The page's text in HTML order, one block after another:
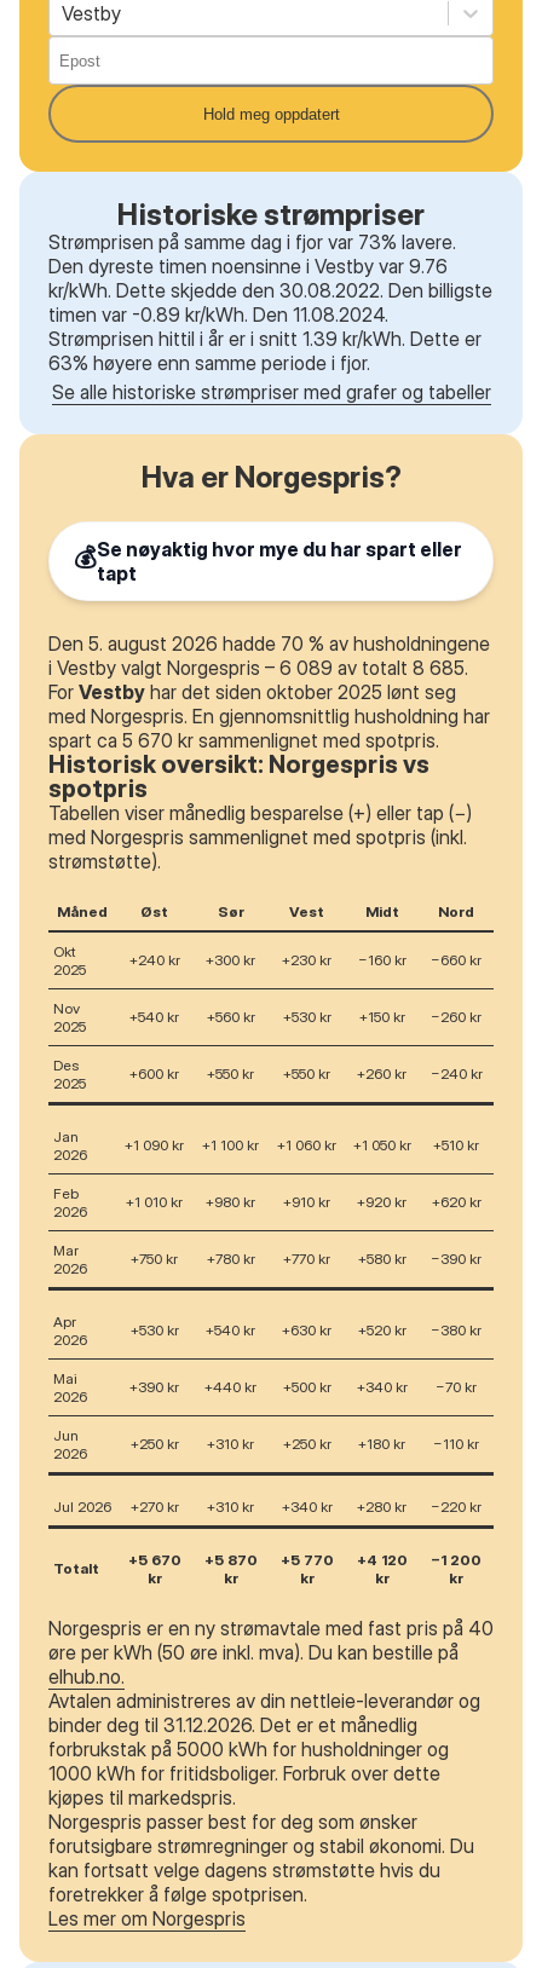
Vestby
Hold meg oppdatert
Historiske strømpriser
Strømprisen på samme dag i fjor var 73% lavere.
Den dyreste timen noensinne i Vestby var 9.76
kr/kWh. Dette skjedde den 30.08.2022. Den billigste
timen var -0.89 kr/kWh. Den 11.08.2024.
Strømprisen hittil i år er i snitt 1.39 kr/kWh. Dette er
63% høyere enn samme periode i fjor.
Se alle historiske strømpriser med grafer og tabeller
Hva er Norgespris?
💰Se nøyaktig hvor mye du har spart eller
tapt
Den 5. august 2026 hadde 70 % av husholdningene
i Vestby valgt Norgespris – 6 089 av totalt 8 685.
For Vestby har det siden oktober 2025 lønt seg
med Norgespris. En gjennomsnittlig husholdning har
spart ca 5 670 kr sammenlignet med spotpris.
Historisk oversikt: Norgespris vs
spotpris
Tabellen viser månedlig besparelse (+) eller tap (−)
med Norgespris sammenlignet med spotpris (inkl.
strømstøtte).
Måned Øst Sør Vest Midt Nord
Okt
2025
+240 kr +300 kr +230 kr −160 kr −660 kr
Nov
2025
+540 kr +560 kr +530 kr +150 kr −260 kr
Des
2025
+600 kr +550 kr +550 kr +260 kr −240 kr
Jan
2026
+1 090 kr +1 100 kr +1 060 kr +1 050 kr +510 kr
Feb
2026
+1 010 kr +980 kr +910 kr +920 kr +620 kr
Mar
2026
+750 kr +780 kr +770 kr +580 kr −390 kr
Apr
2026
+530 kr +540 kr +630 kr +520 kr −380 kr
Mai
2026
+390 kr +440 kr +500 kr +340 kr −70 kr
Jun
2026
+250 kr +310 kr +250 kr +180 kr −110 kr
Jul 2026 +270 kr +310 kr +340 kr +280 kr −220 kr
Totalt
+5 670
kr
+5 870
kr
+5 770
kr
+4 120
kr
−1 200
kr
Norgespris er en ny strømavtale med fast pris på 40
øre per kWh (50 øre inkl. mva). Du kan bestille på
elhub.no.
Avtalen administreres av din nettleie-leverandør og
binder deg til 31.12.2026. Det er et månedlig
forbrukstak på 5000 kWh for husholdninger og
1000 kWh for fritidsboliger. Forbruk over dette
kjøpes til markedspris.
Norgespris passer best for deg som ønsker
forutsigbare strømregninger og stabil økonomi. Du
kan fortsatt velge dagens strømstøtte hvis du
foretrekker å følge spotprisen.
Les mer om Norgespris